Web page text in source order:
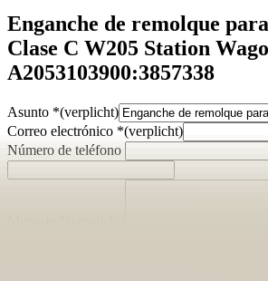
Enganche de remolque
Clase C W205 Station
A2053103900:3857338
Asunto *(verplicht)
Correo electrónico *(verplicht)
Número de teléfono